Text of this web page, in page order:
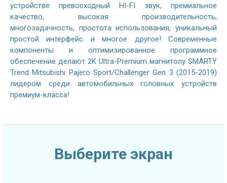
устройстве превосходный HI-FI звук, премиальное
качество, высокая производительность,
многозадачность, простота использования, уникальный
простой интерфейс и многое другое! Современные
компоненты и оптимизированное программное
обеспечение делают 2K Ultra-Premium магнитолу SMARTY
Trend Mitsubishi Pajero Sport/Challenger Gen 3 (2015-2019)
лидером среди автомобильных головных устройств
премиум-класса!
Выберите экран